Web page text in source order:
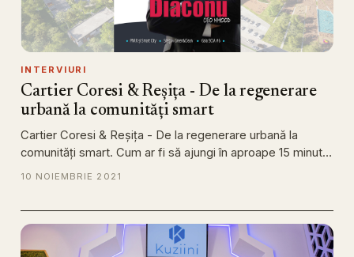
INTERVIURI
Cartier Coresi & Reșița - De la regenerare
urbană la comunități smart
Cartier Coresi & Reșița - De la regenerare urbană la
comunități smart. Cum ar fi să ajungi în aproape 15 minut…
10 NOIEMBRIE 2021